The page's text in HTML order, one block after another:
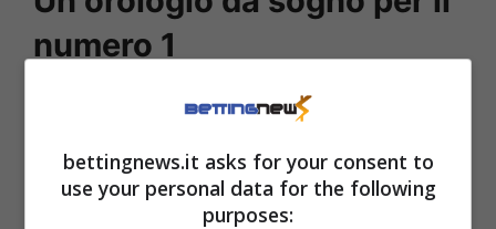
numero 1
Il Daytona scelto, con quadrante nero e
Oysterflex: un mix di titanio, nichel e un
rivestimento in elastomero che lo rende
bettingnews.it asks for your consent to
use your personal data for the following
purposes: